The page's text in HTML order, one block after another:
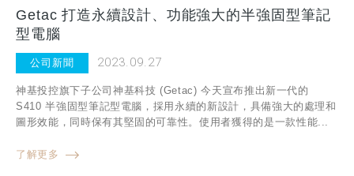
Getac 打造永續設計、功能強大的半強固型筆記
型電腦
公司新聞 2023.09.27
神基投控旗下子公司神基科技 (Getac) 今天宣布推出新一代的
S410 半強固型筆記型電腦，採用永續的新設計，具備強大的處理和
圖形效能，同時保有其堅固的可靠性。使用者獲得的是一款性能...
了解更多